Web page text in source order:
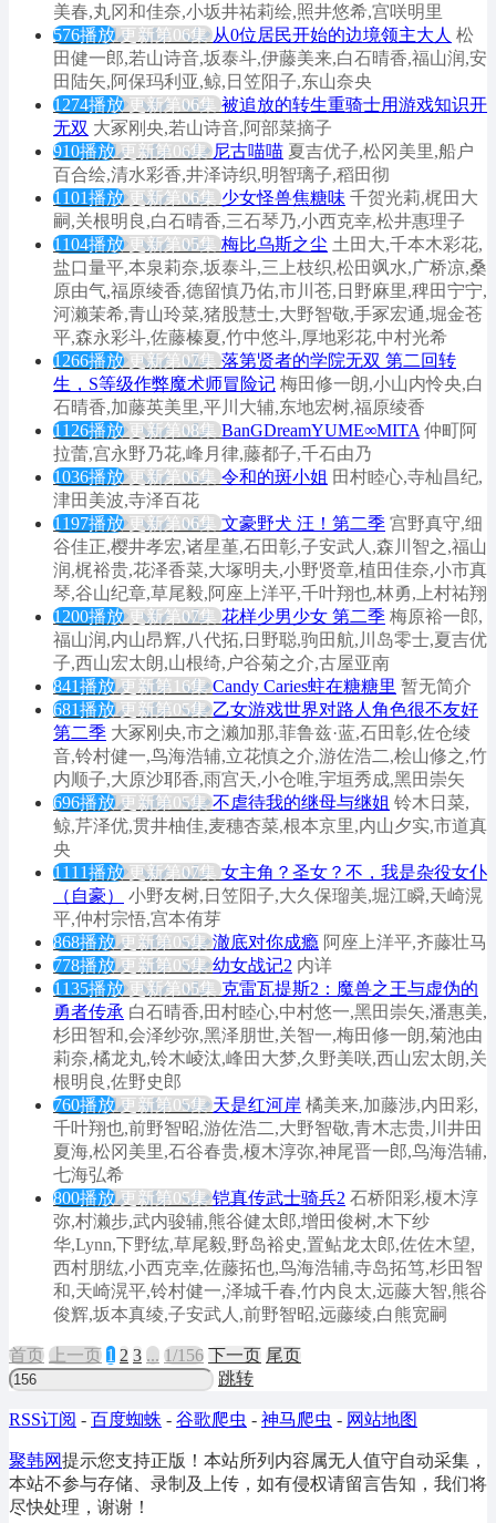
美春,丸冈和佳奈,小坂井祐莉绘,照井悠希,宫咲明里
576播放 更新第06集 从0位居民开始的边境领主大人 松
田健一郎,若山诗音,坂泰斗,伊藤美来,白石晴香,福山润,安
田陆矢,阿保玛利亚,鲸,日笠阳子,东山奈央
1274播放 更新第06集 被追放的转生重骑士用游戏知识开
无双 大冢刚央,若山诗音,阿部菜摘子
910播放 更新第06集 尼古喵喵 夏吉优子,松冈美里,船户
百合绘,清水彩香,井泽诗织,明智璃子,稻田彻
1101播放 更新第06集 少女怪兽焦糖味 千贺光莉,梶田大
嗣,关根明良,白石晴香,三石琴乃,小西克幸,松井惠理子
1104播放 更新第05集 梅比乌斯之尘 土田大,千本木彩花,
盐口量平,本泉莉奈,坂泰斗,三上枝织,松田飒水,广桥凉,桑
原由气,福原绫香,德留慎乃佑,市川苍,日野麻里,稗田宁宁,
河濑茉希,青山玲菜,猪股慧士,大野智敬,手冢宏通,堀金苍
平,森永彩斗,佐藤榛夏,竹中悠斗,厚地彩花,中村光希
1266播放 更新第07集 落第贤者的学院无双 第二回转
生，S等级作弊魔术师冒险记 梅田修一朗,小山内怜央,白
石晴香,加藤英美里,平川大辅,东地宏树,福原绫香
1126播放 更新第08集 BanGDreamYUME∞MITA 仲町阿
拉蕾,宫永野乃花,峰月律,藤都子,千石由乃
1036播放 更新第06集 令和的斑小姐 田村睦心,寺杣昌纪,
津田美波,寺泽百花
1197播放 更新第06集 文豪野犬 汪！第二季 宫野真守,细
谷佳正,樱井孝宏,诸星堇,石田彰,子安武人,森川智之,福山
润,梶裕贵,花泽香菜,大塚明夫,小野贤章,植田佳奈,小市真
琴,谷山纪章,草尾毅,阿座上洋平,千叶翔也,林勇,上村祐翔
1200播放 更新第07集 花样少男少女 第二季 梅原裕一郎,
福山润,内山昂辉,八代拓,日野聪,驹田航,川岛零士,夏吉优
子,西山宏太朗,山根绮,户谷菊之介,古屋亚南
841播放 更新第16集 Candy Caries蛀在糖糖里 暂无简介
681播放 更新第05集 乙女游戏世界对路人角色很不友好
第二季 大冢刚央,市之濑加那,菲鲁兹·蓝,石田彰,佐仓绫
音,铃村健一,鸟海浩辅,立花慎之介,游佐浩二,桧山修之,竹
内顺子,大原沙耶香,雨宫天,小仓唯,宇垣秀成,黑田崇矢
696播放 更新第05集 不虐待我的继母与继姐 铃木日菜,
鲸,芹泽优,贯井柚佳,麦穗杏菜,根本京里,内山夕实,市道真
央
1111播放 更新第07集 女主角？圣女？不，我是杂役女仆
（自豪）
小野友树,日笠阳子,大久保瑠美,堀江瞬,天崎滉
平,仲村宗悟,宫本侑芽
868播放 更新第05集 澈底对你成瘾 阿座上洋平,齐藤壮马
778播放 更新第05集 幼女战记2 内详
1135播放 更新第05集
克雷瓦提斯2：魔兽之王与虚伪的
勇者传承 白石晴香,田村睦心,中村悠一,黑田崇矢,潘惠美,
杉田智和,会泽纱弥,黑泽朋世,关智一,梅田修一朗,菊池由
莉奈,橘龙丸,铃木崚汰,峰田大梦,久野美咲,西山宏太朗,关
根明良,佐野史郎
760播放 更新第05集 天是红河岸 橘美来,加藤涉,内田彩,
千叶翔也,前野智昭,游佐浩二,大野智敬,青木志贵,川井田
夏海,松冈美里,石谷春贵,榎木淳弥,神尾晋一郎,鸟海浩辅,
七海弘希
800播放 更新第05集 铠真传武士骑兵2 石桥阳彩,榎木淳
弥,村濑步,武内骏辅,熊谷健太郎,增田俊树,木下纱
华,Lynn,下野纮,草尾毅,野岛裕史,置鲇龙太郎,佐佐木望,
西村朋纮,小西克幸,佐藤拓也,鸟海浩辅,寺岛拓笃,杉田智
和,天崎滉平,铃村健一,泽城千春,竹内良太,远藤大智,熊谷
俊辉,坂本真绫,子安武人,前野智昭,远藤绫,白熊宽嗣
首页 上一页 1 2 3 ... 1/156 下一页 尾页
跳转
RSS订阅 - 百度蜘蛛 - 谷歌爬虫 - 神马爬虫 - 网站地图
聚韩网提示您支持正版！本站所列内容属无人值守自动采集，
本站不参与存储、录制及上传，如有侵权请留言告知，我们将
尽快处理，谢谢！